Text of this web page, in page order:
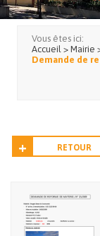
Vous êtes ici:
Accueil > Mairie
Demande de
RETOUR